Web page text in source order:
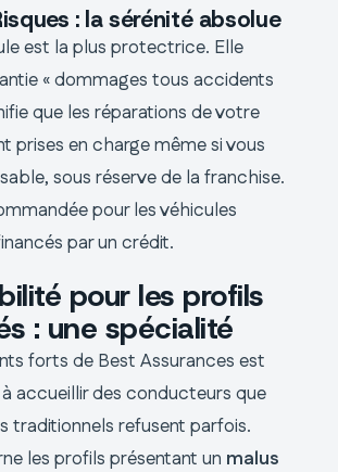
: la sérénité absolue
est la plus protectrice. Elle
« dommages tous accidents
que les réparations de votre
prises en charge même si vous
sous réserve de la franchise.
pour les véhicules
par un crédit.
pour les profils
: une spécialité
forts de Best Assurances est
accueillir des conducteurs que
traditionnels refusent parfois.
les profils présentant un malus